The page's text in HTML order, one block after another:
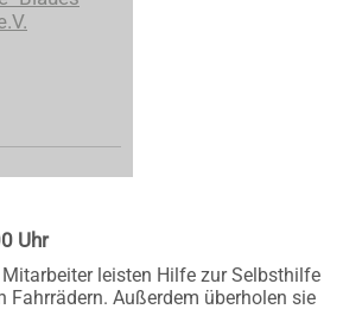
Uhr
leisten Hilfe zur Selbsthilfe
Fahrrädern. Außerdem überholen sie